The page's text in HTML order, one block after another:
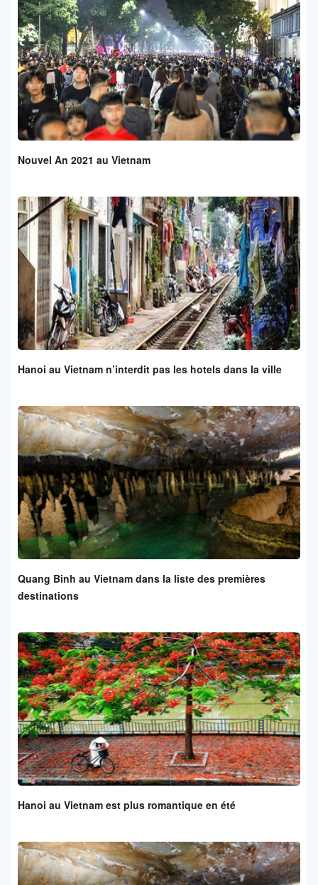
Nouvel An 2021 au Vietnam
Hanoi au Vietnam n’interdit pas les hotels dans la ville
Quang Binh au Vietnam dans la liste des premières
destinations
Hanoi au Vietnam est plus romantique en été